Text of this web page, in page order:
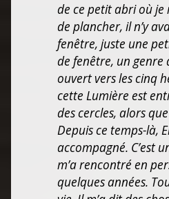
de ce petit abri où je
de plancher, il n’y
fenêtre, juste une
de fenêtre, un genre
ouvert vers les cinq
cette Lumière est
des cercles, alors
Depuis ce temps-là,
accompagné. C’est
m’a rencontré en
quelques années.